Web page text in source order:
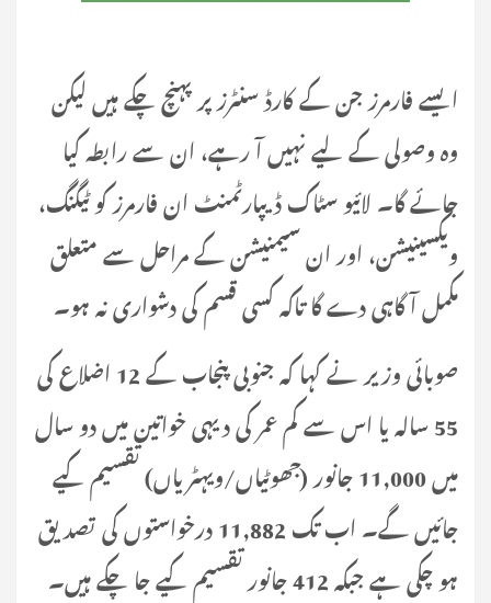
ایسے فارمرز جن کے کارڈ سنٹرز پر پہنچ چکے ہیں لیکن
وہ وصولی کے لیے نہیں آ رہے، ان سے رابطہ کیا
جائے گا۔ لائیو سٹاک ڈیپارٹمنٹ ان فارمرز کو ٹیگنگ،
ویکسینیشن، اور ان سیمنیشن کے مراحل سے متعلق
مکمل آگاہی دے گا تاکہ کسی قسم کی دشواری نہ ہو۔
صوبائی وزیر نے کہا کہ جنوبی پنجاب کے 12 اضلاع کی
55 سالہ یا اس سے کم عمر کی دیہی خواتین میں دو سال
میں 11,000 جانور (جھوٹیاں/ویہٹریاں) تقسیم کیے
جائیں گے۔ اب تک 11,882 درخواستوں کی تصدیق
ہو چکی ہے جبکہ 412 جانور تقسیم کیے جا چکے ہیں۔